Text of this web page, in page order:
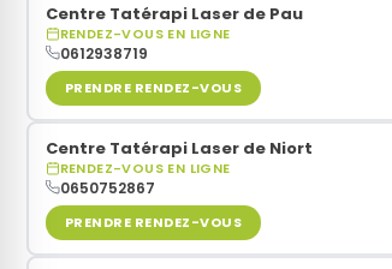
Centre Tatérapi Laser de Pau
RENDEZ-VOUS EN LIGNE
0612938719
PRENDRE RENDEZ-VOUS
Centre Tatérapi Laser de Niort
RENDEZ-VOUS EN LIGNE
0650752867
PRENDRE RENDEZ-VOUS
Sommeil
Stress
Ménopause
Acouphènes